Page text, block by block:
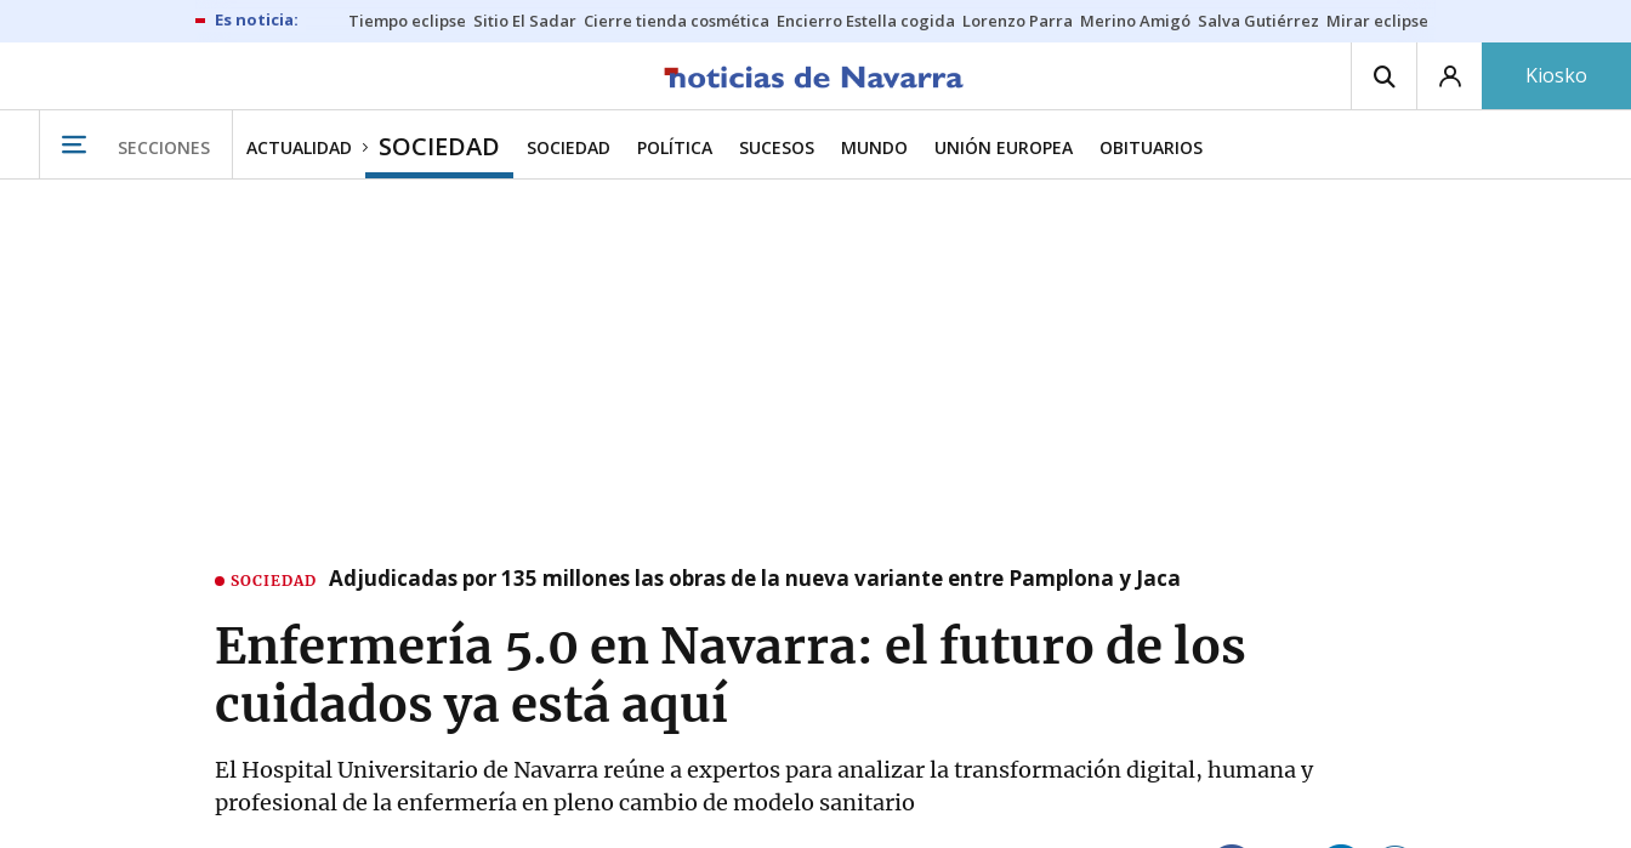
Tiempo eclipse Sitio El Sadar Cierre tienda cosmética Encierro Estella cogida Lorenzo Parra Merino Amigó Salva Gutiérrez Mirar eclipse
Kiosko
SECCIONES ACTUALIDAD SOCIEDAD SOCIEDAD POLÍTICA SUCESOS MUNDO UNIÓN EUROPEA OBITUARIOS
SOCIEDAD Adjudicadas por 135 millones las obras de la nueva variante entre Pamplona y Jaca
Enfermería 5.0 en Navarra: el futuro de los
cuidados ya está aquí
El Hospital Universitario de Navarra reúne a expertos para analizar la transformación digital, humana y
profesional de la enfermería en pleno cambio de modelo sanitario